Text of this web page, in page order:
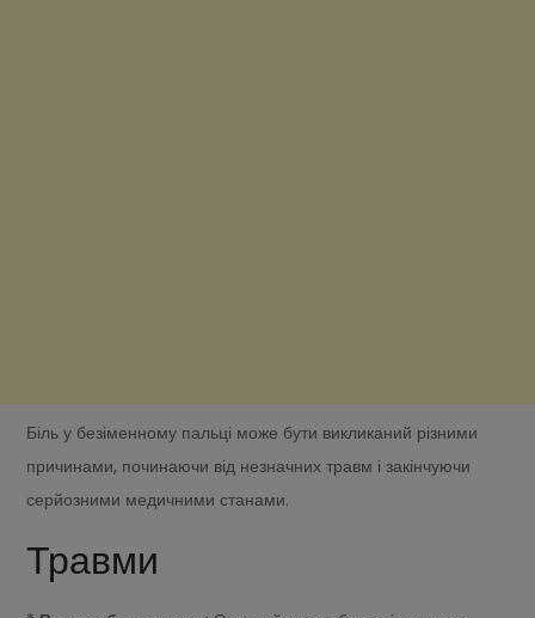
Біль у безіменному пальці може бути викликаний різними
причинами, починаючи від незначних травм і закінчуючи
серйозними медичними станами.
Травми